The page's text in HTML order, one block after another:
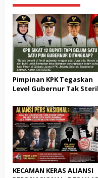
Pimpinan KPK Tegaskan
Level Gubernur Tak Steril
Cukup, Bukan Dilindungi
KECAMAN KERAS ALIANSI